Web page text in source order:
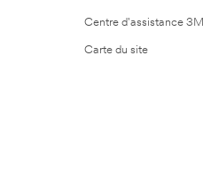
Centre d'assistance 3M
Carte du site